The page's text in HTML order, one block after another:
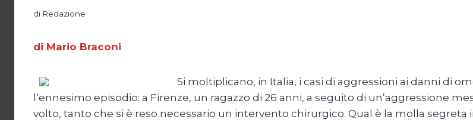
di Redazione
di Mario Braconi
Si moltiplicano, in Italia, i casi di aggressioni ai danni di
l’ennesimo episodio: a Firenze, un ragazzo di 26 anni, a seguito di un’aggressione
volto, tanto che si è reso necessario un intervento chirurgico. Qual è la molla